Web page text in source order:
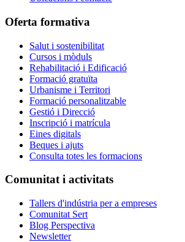
Oferta formativa
Salut i sostenibilitat
Cursos i mòduls
Rehabilitació i Edificació
Formació gratuïta
Urbanisme i Territori
Formació personalitzable
Gestió i Direcció
Inscripció i matrícula
Eines digitals
Beques i ajuts
Consulta totes les formacions
Comunitat i activitats
Tallers d'indústria per a empreses
Comunitat Sert
Blog Perspectiva
Newsletter